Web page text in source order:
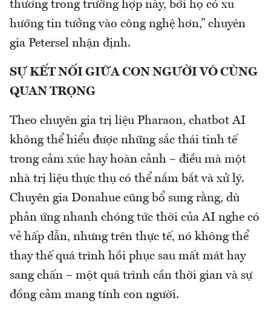
thương trong trường hợp này, bởi họ có xu
hướng tin tưởng vào công nghệ hơn,” chuyên
gia Petersel nhận định.
SỰ KẾT NỐI GIỮA CON NGƯỜI VÔ CÙNG
QUAN TRỌNG
Theo chuyên gia trị liệu Pharaon, chatbot AI
không thể hiểu được những sắc thái tinh tế
trong cảm xúc hay hoàn cảnh – điều mà một
nhà trị liệu thực thụ có thể nắm bắt và xử lý.
Chuyên gia Donahue cũng bổ sung rằng, dù
phản ứng nhanh chóng tức thời của AI nghe có
vẻ hấp dẫn, nhưng trên thực tế, nó không thể
thay thế quá trình hồi phục sau mất mát hay
sang chấn – một quá trình cần thời gian và sự
đồng cảm mang tính con người.